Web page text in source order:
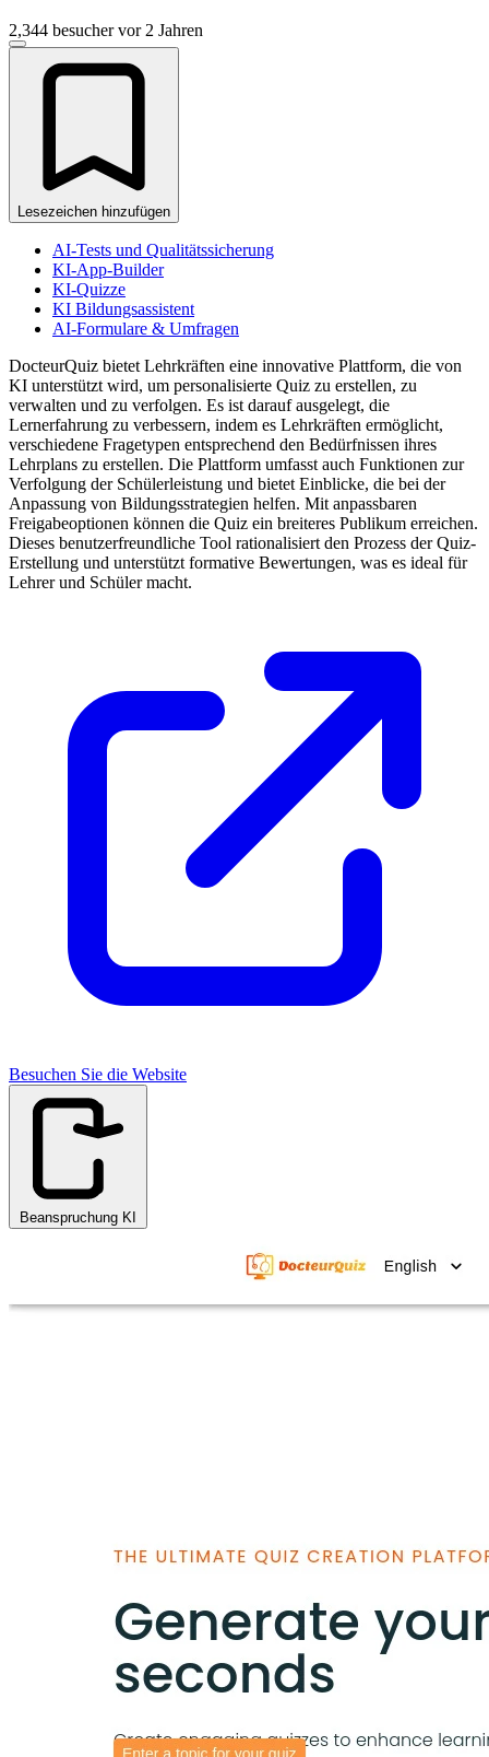
2,344 besucher vor 2 Jahren
Lesezeichen hinzufügen
AI-Tests und Qualitätssicherung
KI-App-Builder
KI-Quizze
KI Bildungsassistent
AI-Formulare & Umfragen
DocteurQuiz bietet Lehrkräften eine innovative Plattform, die von
KI unterstützt wird, um personalisierte Quiz zu erstellen, zu
verwalten und zu verfolgen. Es ist darauf ausgelegt, die
Lernerfahrung zu verbessern, indem es Lehrkräften ermöglicht,
verschiedene Fragetypen entsprechend den Bedürfnissen ihres
Lehrplans zu erstellen. Die Plattform umfasst auch Funktionen zur
Verfolgung der Schülerleistung und bietet Einblicke, die bei der
Anpassung von Bildungsstrategien helfen. Mit anpassbaren
Freigabeoptionen können die Quiz ein breiteres Publikum erreichen.
Dieses benutzerfreundliche Tool rationalisiert den Prozess der Quiz-
Erstellung und unterstützt formative Bewertungen, was es ideal für
Lehrer und Schüler macht.
Besuchen Sie die Website
Beanspruchung KI